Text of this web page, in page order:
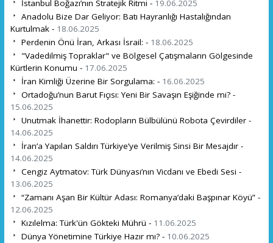
İstanbul Boğazı’nın Stratejik Ritmi - 19.06.2025
Anadolu Bize Dar Geliyor: Batı Hayranlığı Hastalığından
Kurtulmak - 18.06.2025
Perdenin Önü İran, Arkası İsrail: - 18.06.2025
"Vadedilmiş Topraklar" ve Bölgesel Çatışmaların Gölgesinde
Kürtlerin Konumu - 17.06.2025
İran Kimliği Üzerine Bir Sorgulama: - 16.06.2025
Ortadoğu’nun Barut Fıçısı: Yeni Bir Savaşın Eşiğinde mi? -
15.06.2025
Unutmak İhanettir: Rodopların Bülbülünü Robota Çevirdiler -
14.06.2025
İran’a Yapılan Saldırı Türkiye’ye Verilmiş Sinsi Bir Mesajdır -
14.06.2025
Cengiz Aytmatov: Türk Dünyası’nın Vicdanı ve Ebedi Sesi -
13.06.2025
“Zamanı Aşan Bir Kültür Adası: Romanya’daki Başpınar Köyü” -
12.06.2025
Kızılelma: Türk'ün Gökteki Mührü - 11.06.2025
Dünya Yönetimine Türkiye Hazır mı? - 10.06.2025